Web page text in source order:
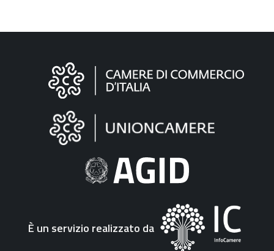
Informazioni
"Fattura
Elettronica"
È un servizio realizzato da